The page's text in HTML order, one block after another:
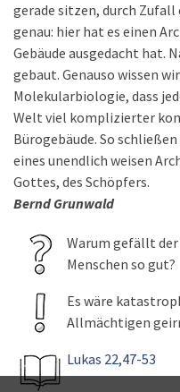
gerade sitzen, durch
genau: hier hat es einen
Gebäude ausgedacht hat.
gebaut. Genauso wissen
Molekularbiologie, dass
Welt viel komplizierter
Bürogebäude. So
eines unendlich weisen
Gottes, des Schöpfers.
Bernd Grunwald
Warum gefällt
Menschen so gut?
Es wäre
Allmächtigen
Lukas 22,47-53